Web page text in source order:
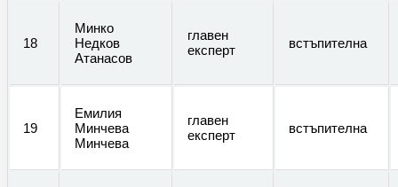
18
Минко
Недков
Атанасов
главен
експерт
встъпителна
19
Емилия
Минчева
Минчева
главен
експерт
встъпителна